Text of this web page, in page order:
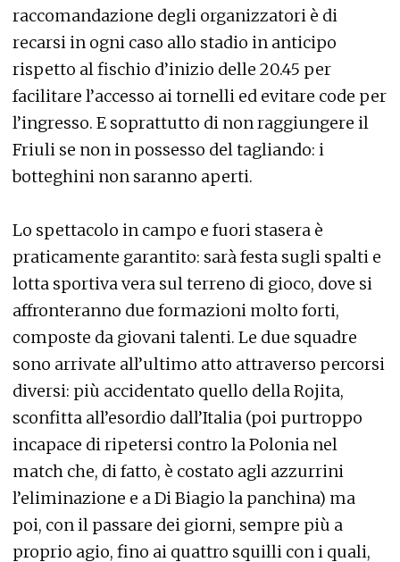
raccomandazione degli organizzatori è di
recarsi in ogni caso allo stadio in anticipo
rispetto al fischio d’inizio delle 20.45 per
facilitare l’accesso ai tornelli ed evitare code per
l’ingresso. E soprattutto di non raggiungere il
Friuli se non in possesso del tagliando: i
botteghini non saranno aperti.
Lo spettacolo in campo e fuori stasera è
praticamente garantito: sarà festa sugli spalti e
lotta sportiva vera sul terreno di gioco, dove si
affronteranno due formazioni molto forti,
composte da giovani talenti. Le due squadre
sono arrivate all’ultimo atto attraverso percorsi
diversi: più accidentato quello della Rojita,
sconfitta all’esordio dall’Italia (poi purtroppo
incapace di ripetersi contro la Polonia nel
match che, di fatto, è costato agli azzurrini
l’eliminazione e a Di Biagio la panchina) ma
poi, con il passare dei giorni, sempre più a
proprio agio, fino ai quattro squilli con i quali,